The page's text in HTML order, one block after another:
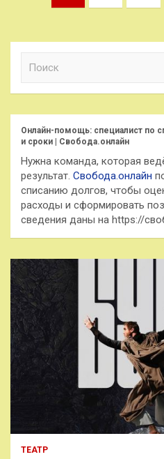
записей
к
Онлайн-помощь: специалист по
и сроки | Свобода.онлайн
Нужна команда, которая
результат. Свобода.онлайн
списанию долгов, чтобы
расходы и сформировать
сведения даны на https://
ТЕАТР